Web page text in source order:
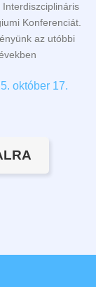
Interdiszciplináris
Konferenciát.
az utóbbi
október 17.